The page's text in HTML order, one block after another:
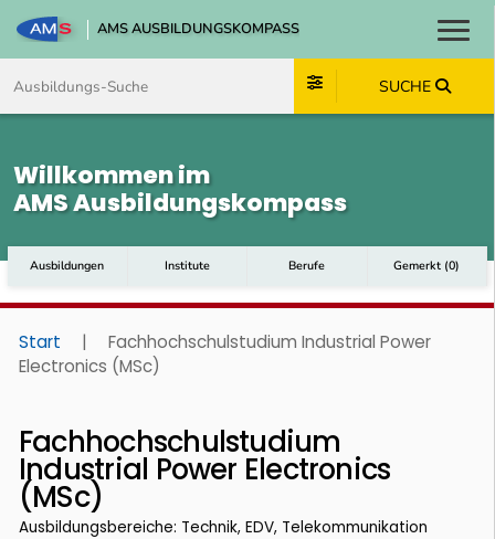
AMS AUSBILDUNGSKOMPASS
SUCHE
Willkommen im
AMS Ausbildungskompass
Ausbildungen Institute Berufe Gemerkt (0)
Start |
Fachhochschulstudium Industrial Power
Electronics (MSc)
Fachhochschulstudium
Industrial Power Electronics
(MSc)
Ausbildungsbereiche: Technik, EDV, Telekommunikation